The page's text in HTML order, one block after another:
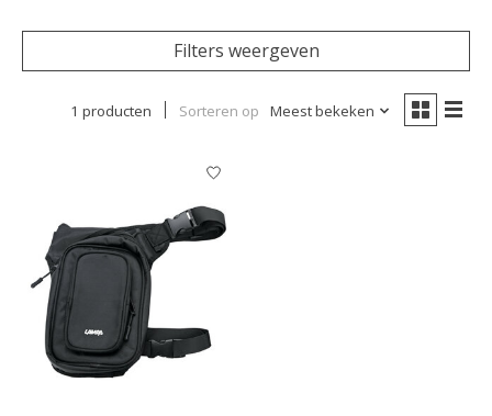
Filters weergeven
1 producten Sorteren op Meest bekeken